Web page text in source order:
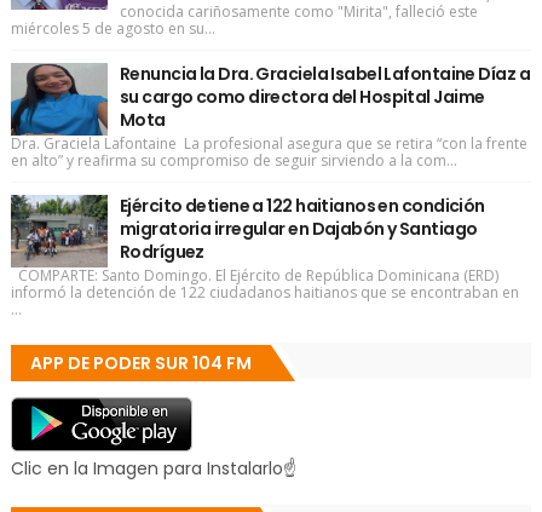
conocida cariñosamente como "Mirita", falleció este
miércoles 5 de agosto en su...
Renuncia la Dra. Graciela Isabel Lafontaine Díaz a
su cargo como directora del Hospital Jaime
Mota
Dra. Graciela Lafontaine La profesional asegura que se retira “con la frente
en alto” y reafirma su compromiso de seguir sirviendo a la com...
Ejército detiene a 122 haitianos en condición
migratoria irregular en Dajabón y Santiago
Rodríguez
COMPARTE: Santo Domingo. El Ejército de República Dominicana (ERD)
informó la detención de 122 ciudadanos haitianos que se encontraban en
...
APP DE PODER SUR 104 FM
Clic en la Imagen para Instalarlo☝